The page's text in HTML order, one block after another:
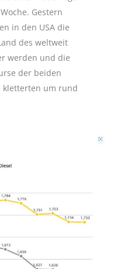
Gestern
in den USA die
des weltweit
werden und die
der beiden
kletterten um rund